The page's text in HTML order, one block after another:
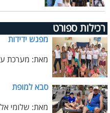
רכילות ספורט
מפגש ידידות
מאת: מערכת
סבא למופת
מאת: שלומי